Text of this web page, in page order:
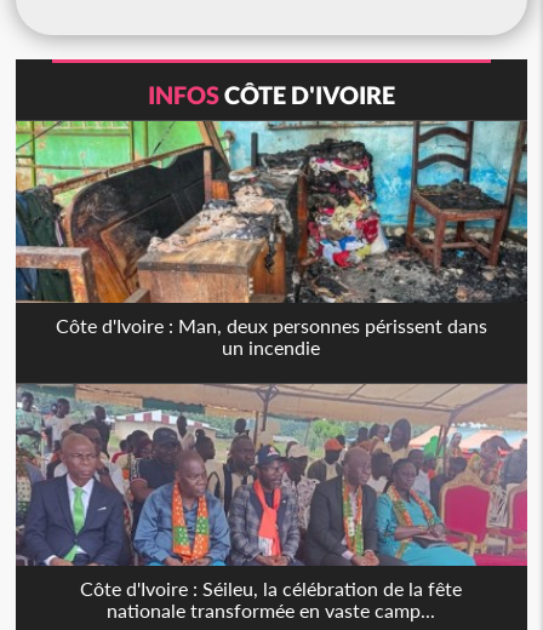
INFOSCÔTE D'IVOIRE
Côte d'Ivoire : Man, deux personnes périssent dans
un incendie
Côte d'Ivoire : Séileu, la célébration de la fête
nationale transformée en vaste camp...